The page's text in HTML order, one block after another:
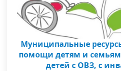
Муниципальные
помощи детям и
детей с ОВЗ, с